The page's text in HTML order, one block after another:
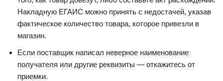
Накладную ЕГАИС можно принять с недостачей, указав
фактическое количество товара, которое привезли в
магазин.
Если поставщик написал неверное наименование
получателя или другие реквизиты — откажитесь от
приемки.